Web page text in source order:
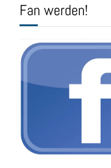
Fan werden!